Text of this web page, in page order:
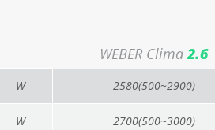
WEBER Clima 2.6
W 2580(500~2900)
W 2700(500~3000)